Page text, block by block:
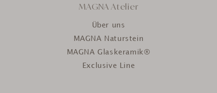
MAGNA Atelier
Über uns
MAGNA Naturstein
MAGNA Glaskeramik®
Exclusive Line